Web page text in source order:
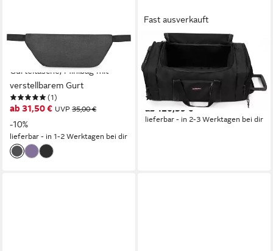
EASTPAK
Bauchtasche WAIST PAK'R,
Gürteltasche, Minibag mit
verstellbarem Gurt
(1)
ab 31,50 € UVP 35,00 €
-10%
lieferbar - in 1-2 Werktagen bei dir
Fast ausverkauft
EASTPAK
Weichgepäck-Trolley
Leatherface M +, 2 Rollen, mit
ausreichend Platz
(3)
ab 120,59 €
lieferbar - in 2-3 Werktagen bei dir